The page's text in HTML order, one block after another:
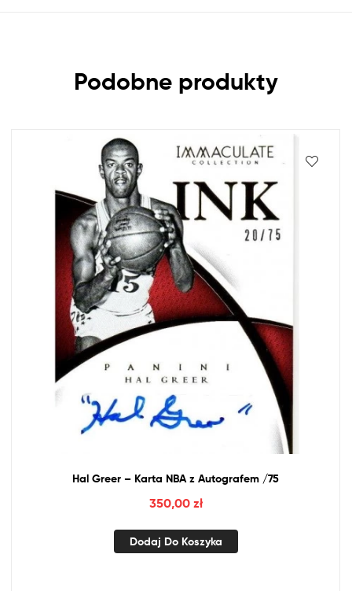
Podobne produkty
Hal Greer – Karta NBA z Autografem /75
350,00 zł
Dodaj Do Koszyka